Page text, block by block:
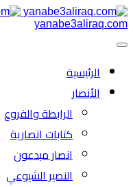
yanabe3aliraq.com
الرئیسية
الأنصار
الرابطة والفروع
كتابات انصارية
انصار مبدعون
النصیر الشیوعي